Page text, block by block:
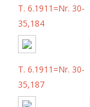
T. 6.1911=Nr. 30-
35,184
T. 6.1911=Nr. 30-
35,187